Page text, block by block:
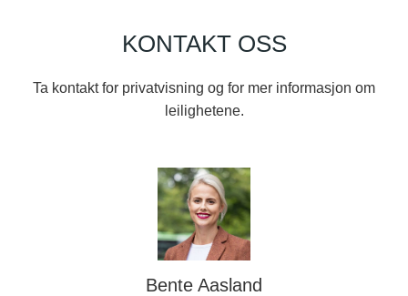
KONTAKT OSS
Ta kontakt for privatvisning og for mer informasjon om
leilighetene.
Bente Aasland